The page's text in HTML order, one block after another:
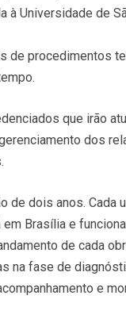
à Universidade de
de procedimentos
que irão
dos
de dois anos. Cada
Brasília e
de cada
na fase de
e